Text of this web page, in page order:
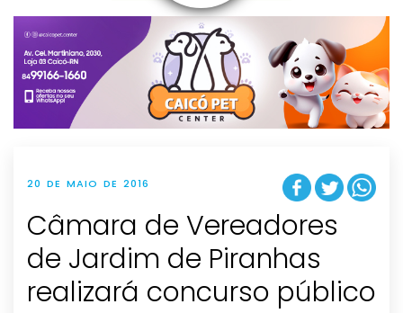
v
g
t
i
o
n
20 DE MAIO DE 2016
Câmara de Vereadores
de Jardim de Piranhas
realizará concurso público